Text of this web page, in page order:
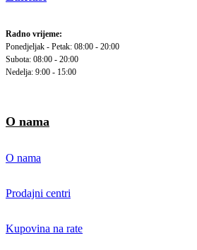
Radno vrijeme:
Ponedjeljak - Petak: 08:00 - 20:00
Subota: 08:00 - 20:00
Nedelja: 9:00 - 15:00
O nama
O nama
Prodajni centri
Kupovina na rate